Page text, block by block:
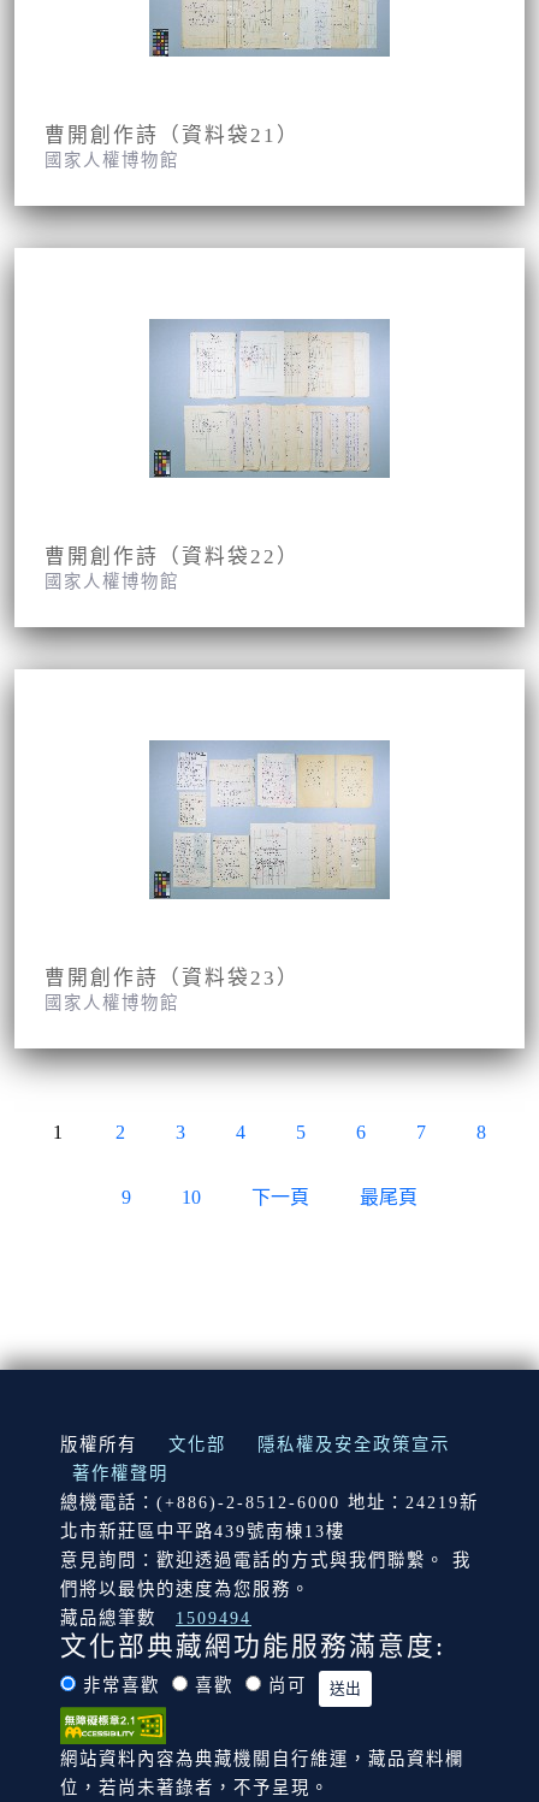
曹開創作詩（資料袋21）
國家人權博物館
曹開創作詩（資料袋22）
國家人權博物館
曹開創作詩（資料袋23）
國家人權博物館
1 2 3 4 5 6 7 8
9 10 下一頁 最尾頁
:::
版權所有 文化部
隱私權及安全政策宣示
著作權聲明
總機電話：(+886)-2-8512-6000 地址：24219新
北市新莊區中平路439號南棟13樓
意見詢問：歡迎透過電話的方式與我們聯繫。 我
們將以最快的速度為您服務。
藏品總筆數
1509494
文化部典藏網功能服務滿意度:
非常喜歡 喜歡 尚可
網站資料內容為典藏機關自行維運，藏品資料欄
位，若尚未著錄者，不予呈現。